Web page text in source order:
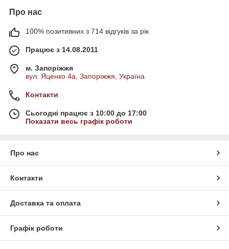
Про нас
100% позитивних з 714 відгуків за рік
Працює з 14.08.2011
м. Запоріжжя
вул. Яценко 4а, Запоріжжя, Україна
Контакти
Сьогодні працює з 10:00 до 17:00
Показати весь графік роботи
Про нас
Контакти
Доставка та оплата
Графік роботи